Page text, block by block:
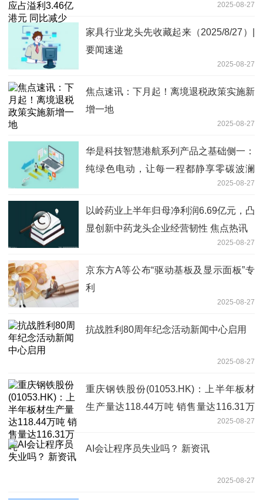
2025-08-27
家具行业龙头先收藏起来（2025/8/27）|
要闻速递
2025-08-27
焦点速讯：下月起！离境退税政策实施新
增一地
2025-08-27
华是科技智慧港航系列产品之基础侧一：
纯绿色电动，让每一程都静享零碳波澜
2025-08-27
以岭药业上半年归母净利润6.69亿元，凸
显创新中药龙头企业经营韧性 焦点热讯
2025-08-27
京东方A等公布“驱动基板及显示面板”专
利
2025-08-27
抗战胜利80周年纪念活动新闻中心启用
2025-08-27
重庆钢铁股份(01053.HK)：上半年板材
生产量达118.44万吨 销售量达116.31万
2025-08-27
AI会让程序员失业吗？ 新资讯
2025-08-27